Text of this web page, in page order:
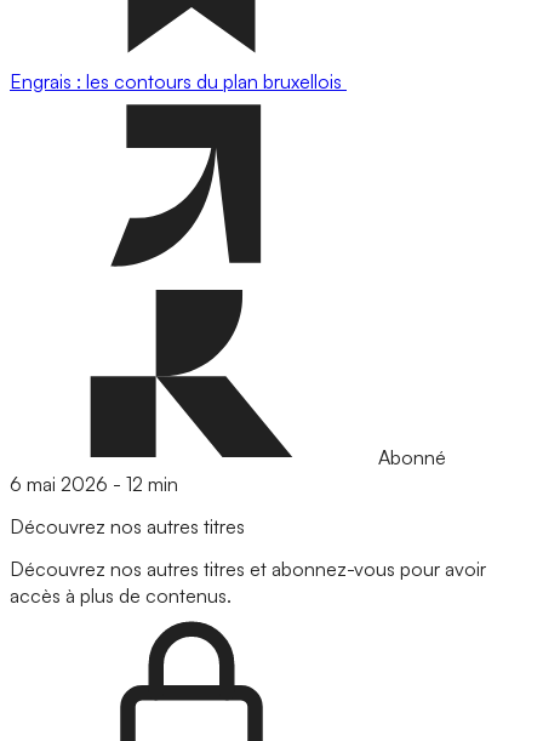
Engrais : les contours du plan bruxellois
Abonné
6 mai 2026 - 12 min
Découvrez nos autres titres
Découvrez nos autres titres et abonnez-vous pour avoir
accès à plus de contenus.